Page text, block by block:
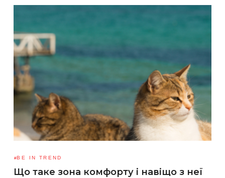
BE IN TREND
Що таке зона комфорту і навіщо з неї